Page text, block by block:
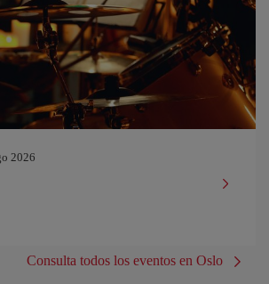
2026
Consulta todos los eventos en Oslo